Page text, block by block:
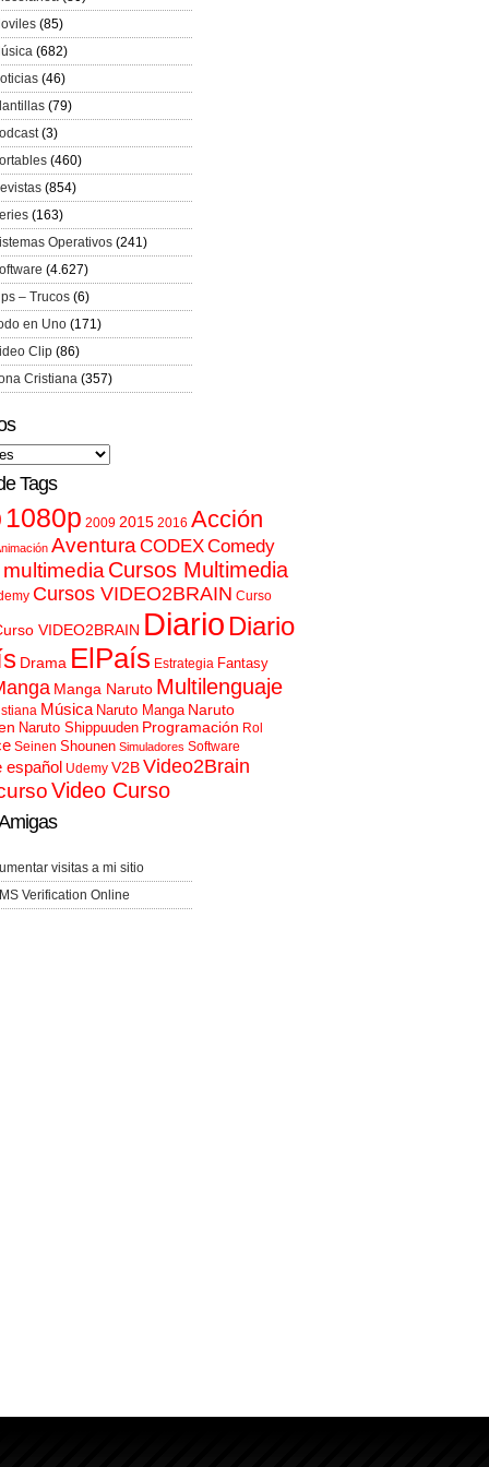
(85)
(682)
(46)
(79)
(3)
(460)
(854)
(163)
Operativos (241)
(4.627)
– Trucos (6)
en Uno (171)
Clip (86)
Cristiana (357)
Tags
1080p 2009 2015 2016 Acción
AventuraCODEXComedy
Cursos Multimedia
Cursos VIDEO2BRAIN Curso
VIDEO2BRAIN Diario Diario
Drama ElPaís Estrategia Fantasy
Manga Naruto Multilenguaje
Música Naruto Manga Naruto
Naruto Shippuuden Programación Rol
Seinen Shounen Simuladores Software
español Udemy V2BVideo2Brain
Video Curso
visitas a mi sitio
Verification Online